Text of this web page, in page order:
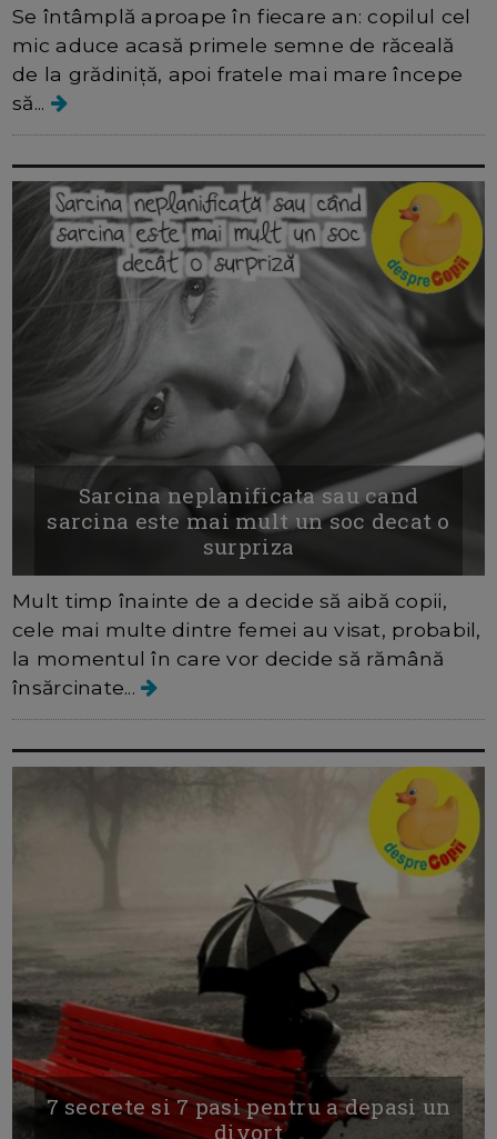
Se întâmplă aproape în fiecare an: copilul cel
mic aduce acasă primele semne de răceală
de la grădiniță, apoi fratele mai mare începe
să...
Sarcina neplanificata sau cand
sarcina este mai mult un soc decat o
surpriza
Mult timp înainte de a decide să aibă copii,
cele mai multe dintre femei au visat, probabil,
la momentul în care vor decide să rămână
însărcinate...
7 secrete si 7 pasi pentru a depasi un
divort